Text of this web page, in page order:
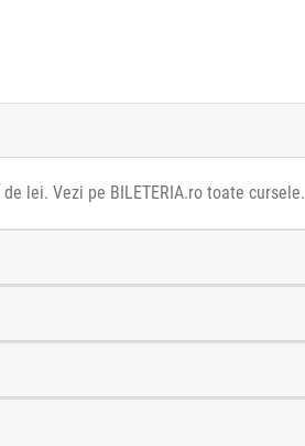
lei. Vezi pe BILETERIA.ro toate cursele.